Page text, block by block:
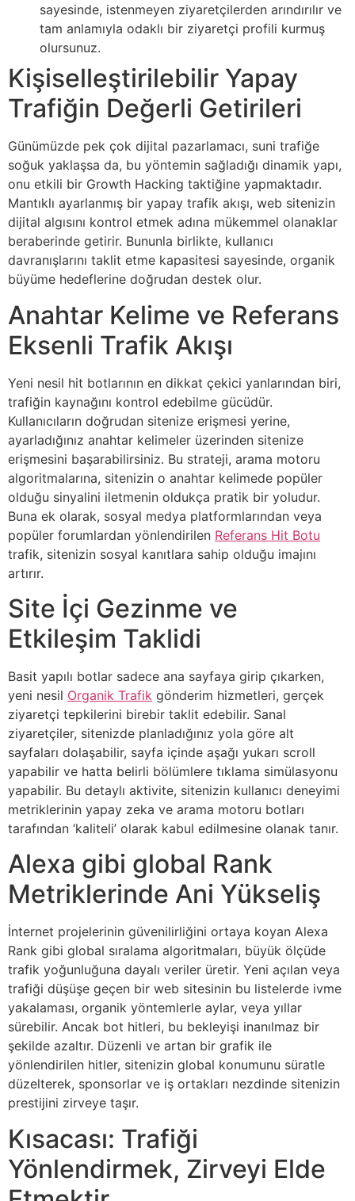
sayesinde, istenmeyen ziyaretçilerden arındırılır ve
tam anlamıyla odaklı bir ziyaretçi profili kurmuş
olursunuz.
Kişiselleştirilebilir Yapay
Trafiğin Değerli Getirileri
Günümüzde pek çok dijital pazarlamacı, suni trafiğe
soğuk yaklaşsa da, bu yöntemin sağladığı dinamik yapı,
onu etkili bir Growth Hacking taktiğine yapmaktadır.
Mantıklı ayarlanmış bir yapay trafik akışı, web sitenizin
dijital algısını kontrol etmek adına mükemmel olanaklar
beraberinde getirir. Bununla birlikte, kullanıcı
davranışlarını taklit etme kapasitesi sayesinde, organik
büyüme hedeflerine doğrudan destek olur.
Anahtar Kelime ve Referans
Eksenli Trafik Akışı
Yeni nesil hit botlarının en dikkat çekici yanlarından biri,
trafiğin kaynağını kontrol edebilme gücüdür.
Kullanıcıların doğrudan sitenize erişmesi yerine,
ayarladığınız anahtar kelimeler üzerinden sitenize
erişmesini başarabilirsiniz. Bu strateji, arama motoru
algoritmalarına, sitenizin o anahtar kelimede popüler
olduğu sinyalini iletmenin oldukça pratik bir yoludur.
Buna ek olarak, sosyal medya platformlarından veya
popüler forumlardan yönlendirilen Referans Hit Botu
trafik, sitenizin sosyal kanıtlara sahip olduğu imajını
artırır.
Site İçi Gezinme ve
Etkileşim Taklidi
Basit yapılı botlar sadece ana sayfaya girip çıkarken,
yeni nesil Organik Trafik gönderim hizmetleri, gerçek
ziyaretçi tepkilerini birebir taklit edebilir. Sanal
ziyaretçiler, sitenizde planladığınız yola göre alt
sayfaları dolaşabilir, sayfa içinde aşağı yukarı scroll
yapabilir ve hatta belirli bölümlere tıklama simülasyonu
yapabilir. Bu detaylı aktivite, sitenizin kullanıcı deneyimi
metriklerinin yapay zeka ve arama motoru botları
tarafından ‘kaliteli’ olarak kabul edilmesine olanak tanır.
Alexa gibi global Rank
Metriklerinde Ani Yükseliş
İnternet projelerinin güvenilirliğini ortaya koyan Alexa
Rank gibi global sıralama algoritmaları, büyük ölçüde
trafik yoğunluğuna dayalı veriler üretir. Yeni açılan veya
trafiği düşüşe geçen bir web sitesinin bu listelerde ivme
yakalaması, organik yöntemlerle aylar, veya yıllar
sürebilir. Ancak bot hitleri, bu bekleyişi inanılmaz bir
şekilde azaltır. Düzenli ve artan bir grafik ile
yönlendirilen hitler, sitenizin global konumunu süratle
düzelterek, sponsorlar ve iş ortakları nezdinde sitenizin
prestijini zirveye taşır.
Kısacası: Trafiği
Yönlendirmek, Zirveyi Elde